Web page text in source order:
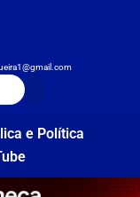
e Política